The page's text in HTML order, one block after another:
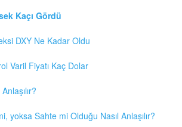
Kaçı Gördü
DXY Ne Kadar Oldu
Varil Fiyatı Kaç Dolar
yoksa Sahte mi Olduğu Nasıl Anlaşılır?